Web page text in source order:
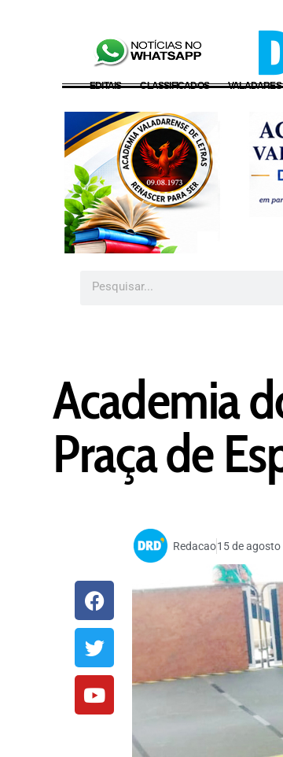
EDITAIS CLASSIFICADOS VALADARES
Academia
Praça de
Redacao15 de agosto